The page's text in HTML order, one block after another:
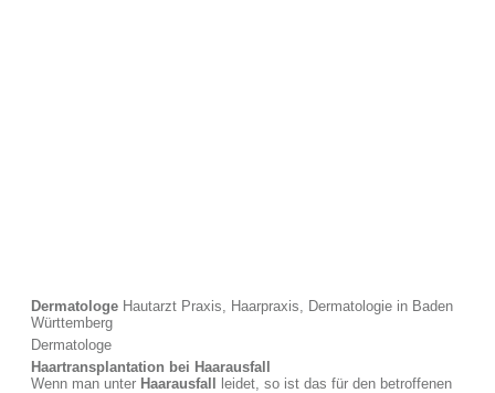
Dermatologe Hautarzt Praxis, Haarpraxis, Dermatologie in Baden
Württemberg
Dermatologe
Haartransplantation bei Haarausfall
Wenn man unter Haarausfall
leidet, so ist das für den betroffenen